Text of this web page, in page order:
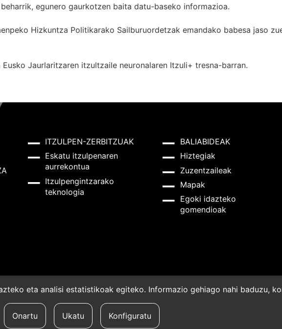
egunero gaurkotzen baita datu-baseko informazioa.
Hizkuntza Politikarako Sailburuordetzak emandako babesa jaso
Jaurlaritzaren itzultzaile neuronalaren Itzuli+ tresna-barran.
ITZULPEN-ZERBITZUAK
Eskatu itzulpenaren
aurrekontua
Itzulpengintzarako
teknologia
BALIABIDEAK
Hiztegiak
Zuzentzaileak
Mapak
Egoki idazteko
gomendioak
eta analisi estatistikoak egiteko. Informazio gehiago nahi baduzu,
Onartu Ukatu Konfiguratu